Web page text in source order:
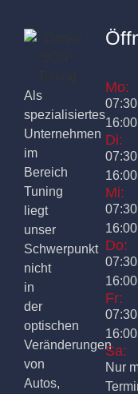
Als
spezialisiertes
Unternehmen
im
Bereich
Tuning
liegt
unser
Schwerpunkt
nicht
in
der
optischen
Veränderungen
von
Autos,
Mo:
16:00
Di:
16:00
Mi:
16:00
Do:
16:00
Fr:
16:00
Sa:
Nur